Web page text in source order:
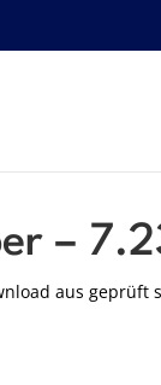
–
aus geprüft